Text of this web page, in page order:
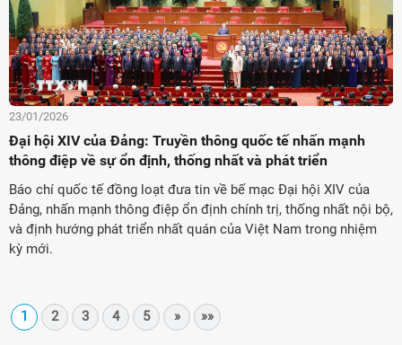
23/01/2026
Đại hội XIV của Đảng: Truyền thông quốc tế nhấn mạnh
thông điệp về sự ổn định, thống nhất và phát triển
Báo chí quốc tế đồng loạt đưa tin về bế mạc Đại hội XIV của
Đảng, nhấn mạnh thông điệp ổn định chính trị, thống nhất nội bộ,
và định hướng phát triển nhất quán của Việt Nam trong nhiệm
kỳ mới.
1 2 3 4 5 » »»